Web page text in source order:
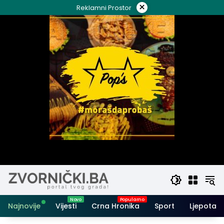
to
Reklamni Prostor ×
Najnovije Vijesti Crna Hronika Sport Ljepota i